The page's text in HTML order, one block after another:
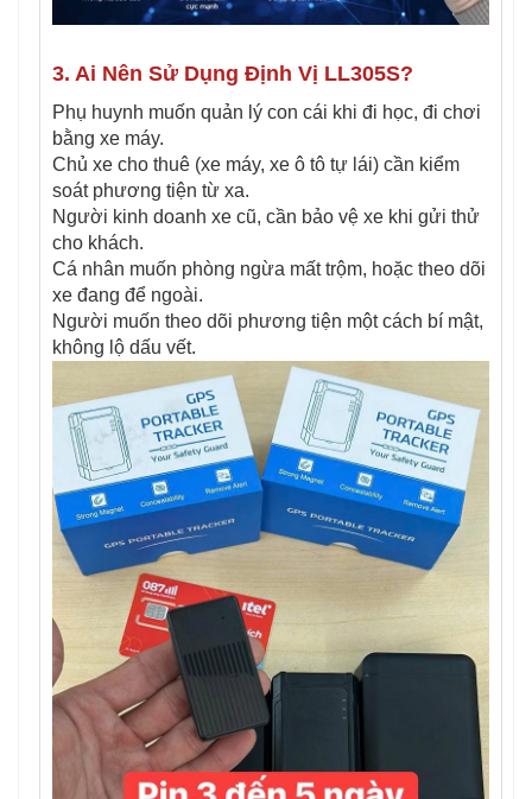
3. Ai Nên Sử Dụng Định Vị LL305S?
Phụ huynh muốn quản lý con cái khi đi học, đi chơi
bằng xe máy.
Chủ xe cho thuê (xe máy, xe ô tô tự lái) cần kiểm
soát phương tiện từ xa.
Người kinh doanh xe cũ, cần bảo vệ xe khi gửi thử
cho khách.
Cá nhân muốn phòng ngừa mất trộm, hoặc theo dõi
xe đang để ngoài.
Người muốn theo dõi phương tiện một cách bí mật,
không lộ dấu vết.